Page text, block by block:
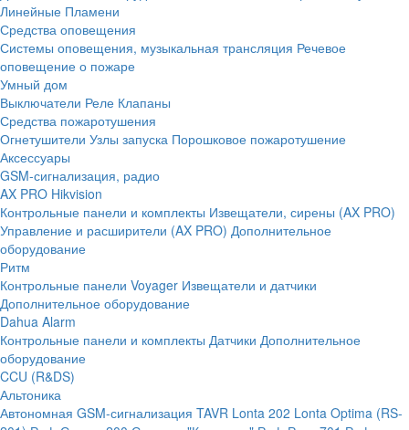
Линейные Пламени
Средства оповещения
Системы оповещения, музыкальная трансляция Речевое
оповещение о пожаре
Умный дом
Выключатели Реле Клапаны
Средства пожаротушения
Огнетушители Узлы запуска Порошковое пожаротушение
Аксессуары
GSM-сигнализация, радио
AX PRO Hikvision
Контрольные панели и комплекты Извещатели, сирены (AX PRO)
Управление и расширители (AX PRO) Дополнительное
оборудование
Ритм
Контрольные панели Voyager Извещатели и датчики
Дополнительное оборудование
Dahua Alarm
Контрольные панели и комплекты Датчики Дополнительное
оборудование
CCU (R&DS)
Альтоника
Автономная GSM-сигнализация TAVR Lonta 202 Lonta Optima (RS-